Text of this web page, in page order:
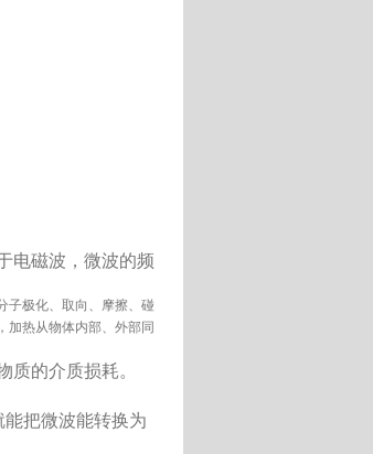
电磁波，微波的频
子极化、取向、摩擦、碰
加热从物体内部、外部同
的介质损耗。
能把微波能转换为